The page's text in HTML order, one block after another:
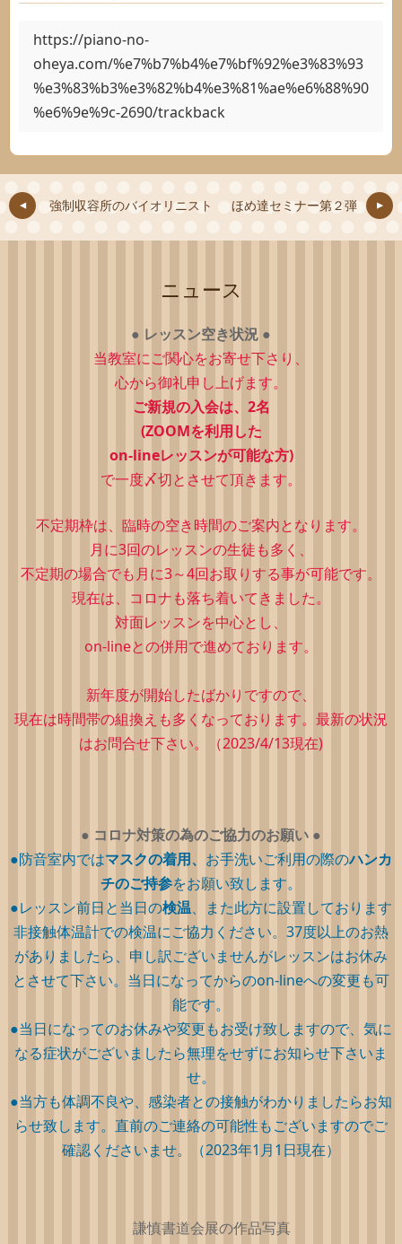
https://piano-no-
oheya.com/%e7%b7%b4%e7%bf%92%e3%83%93
%e3%83%b3%e3%82%b4%e3%81%ae%e6%88%90
%e6%9e%9c-2690/trackback
強制収容所のバイオリニスト ほめ達セミナー第２弾
ニュース
● レッスン空き状況 ●
当教室にご関心をお寄せ下さり、
心から御礼申し上げます。
ご新規の入会は、2名
(ZOOMを利用した
on-lineレッスンが可能な方)
で一度〆切とさせて頂きます。
不定期枠は、 臨時の空き時間のご案内となります。
月に3回のレッスンの生徒も多く、
不定期の場合でも月に3～4回お取りする事が可能です。
現在は、コロナも落ち着いてきました。
対面レッスンを中心とし、
on-lineとの併用で進めております。
新年度が開始したばかりですので、
現在は時間帯の組換えも多くなっております。最新の状況
はお問合せ下さい。（2023/4/13現在)
● コロナ対策の為のご協力のお願い ●
●防音室内ではマスクの着用、 お手洗いご利用の際のハンカ
チのご持参をお願い致します。
●レッスン前日と当日の検温、また此方に設置しております
非接触体温計での検温にご協力ください。37度以上のお熱
がありましたら、申し訳ございませんがレッスンはお休み
とさせて下さい。当日になってからのon-lineへの変更も可
能です。
●当日になってのお休みや変更もお受け致しますので、気に
なる症状がございましたら無理をせずにお知らせ下さいま
せ。
●当方も体調不良や、感染者との接触がわかりましたらお知
らせ致します。直前のご連絡の可能性もございますのでご
確認くださいませ。（2023年1月1日現在）
謙慎書道会展の作品写真